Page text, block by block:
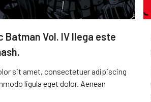
Batman Vol. IV llega este
sit amet, consectetuer adipiscing
ligula eget dolor. Aenean